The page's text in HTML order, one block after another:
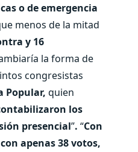
o de emergencia
menos de la mitad
y 16
la forma de
congresistas
Popular, quien
los
presencial”. “Con
apenas 38 votos,